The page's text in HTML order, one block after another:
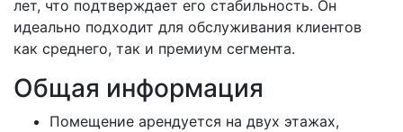
лет, что подтверждает его стабильность. Он
идеально подходит для обслуживания клиентов
как среднего, так и премиум сегмента.
Общая информация
Помещение арендуется на двух этажах,